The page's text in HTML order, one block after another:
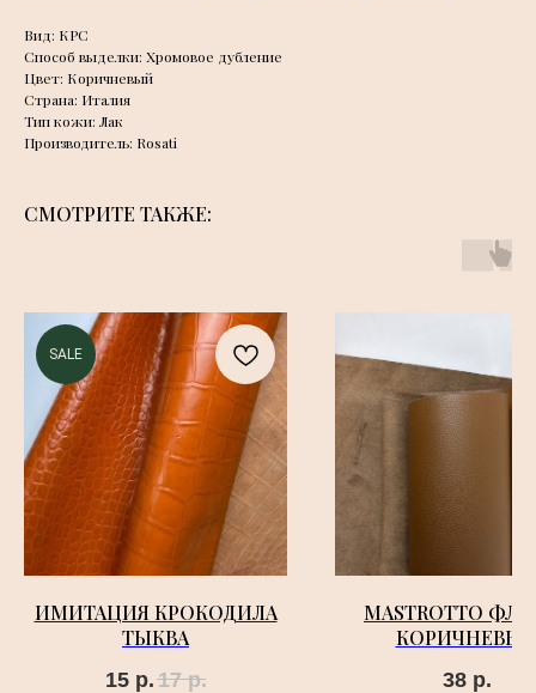
Вид: КРС
Способ выделки: Хромовое дубление
Цвет: Коричневый
Страна: Италия
Тип кожи: Лак
Производитель: Rosati
СМОТРИТЕ ТАКЖЕ:
SALE
ИМИТАЦИЯ КРОКОДИЛА
ТЫКВА
15 р.17 р.
MASTROTTO
38 р.